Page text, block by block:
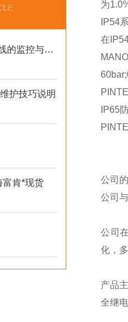
EGE传感器如何提升生产线的监控与管理效率？
护技巧说明
富肯*现货
为
IP54
在
IP65
公司
公司
公司
化，
产品
全继